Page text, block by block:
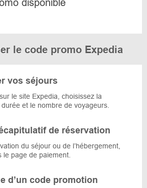
disponible
le code promo Expedia
vos séjours
le site Expedia, choisissez la
et le nombre de voyageurs.
de réservation
du séjour ou de l’hébergement,
le page de paiement.
d’un code promotion